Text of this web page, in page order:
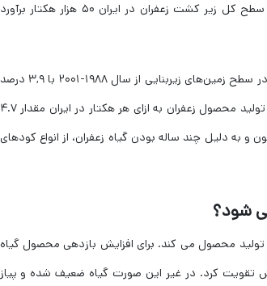
تولید جهانی این ادویه محبوب در سرتاسر دنیا 220 تن تخمین زده شده است. سطح كل زیر کشت زعفران در ايران ۵۰ هزار هكتار برآورد
کاشت زعفران در سالیان اخیر در ایران روند سعودی داشته است. روند رو به رشد در سطح زمین‌های زیربنایی از سال ۱۹۸۸-۲۰۰۱ با ۳,۹ درصد
افزایش در سطح زیر کشت با میانگین ۲۲.۴ درصد بهبود پیدا کرده است. میانگین تولید محصول زعفران به ازای هر هکتار در ایران مقدار ۴.۷
تا اکنون و به دلیل چند ساله بودن گیاه زعفران، از انواع کودهای
شود؟
تولید محصول می کند. برای افزایش بازدهی محصول گیاه
تقویت کرد. در غیر این صورت گیاه ضعیف شده و پیاز